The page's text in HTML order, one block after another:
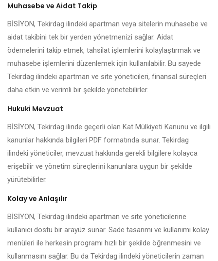
Muhasebe ve Aidat Takip
BİSİYON, Tekirdag ilindeki apartman veya sitelerin muhasebe ve
aidat takibini tek bir yerden yönetmenizi sağlar. Aidat
ödemelerini takip etmek, tahsilat işlemlerini kolaylaştırmak ve
muhasebe işlemlerini düzenlemek için kullanılabilir. Bu sayede
Tekirdag ilindeki apartman ve site yöneticileri, finansal süreçleri
daha etkin ve verimli bir şekilde yönetebilirler.
Hukuki Mevzuat
BİSİYON, Tekirdag ilinde geçerli olan Kat Mülkiyeti Kanunu ve ilgili
kanunlar hakkında bilgileri PDF formatında sunar. Tekirdag
ilindeki yöneticiler, mevzuat hakkında gerekli bilgilere kolayca
erişebilir ve yönetim süreçlerini kanunlara uygun bir şekilde
yürütebilirler.
Kolay ve Anlaşılır
BİSİYON, Tekirdag ilindeki apartman ve site yöneticilerine
kullanıcı dostu bir arayüz sunar. Sade tasarımı ve kullanımı kolay
menüleri ile herkesin programı hızlı bir şekilde öğrenmesini ve
kullanmasını sağlar. Bu da Tekirdag ilindeki yöneticilerin zaman